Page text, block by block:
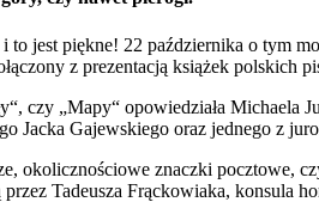
to jest piękne! 22 października o tym
z prezentacją książek
czy „Mapy“ opowiedziała
Jacka Gajewskiego oraz jednego z
okolicznościowe znaczki
Tadeusza Frąckowiaka, konsula